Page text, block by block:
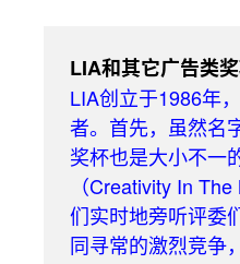
LIA和其它广告类
LIA创立于1986年
者。首先，虽然名
奖杯也是大小不一
（Creativity In
们实时地旁听评委
同寻常的激烈竞争